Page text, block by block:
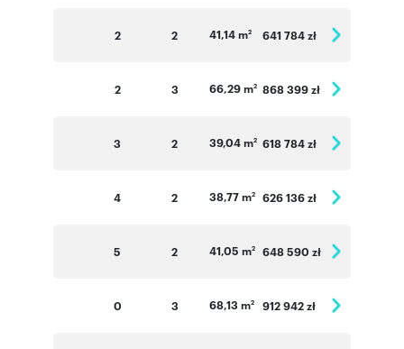
2 2 41,14 m2 641 784 zł
2 3 66,29 m2 868 399 zł
3 2 39,04 m2 618 784 zł
4 2 38,77 m2 626 136 zł
5 2 41,05 m2 648 590 zł
0 3 68,13 m2 912 942 zł